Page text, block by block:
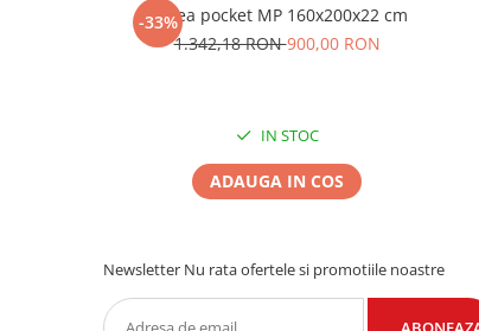
-33%
Saltea pocket MP 160x200x22 cm
1.342,18 RON900,00 RON
IN STOC
ADAUGA IN COS
Newsletter Nu rata ofertele si promotiile noastre